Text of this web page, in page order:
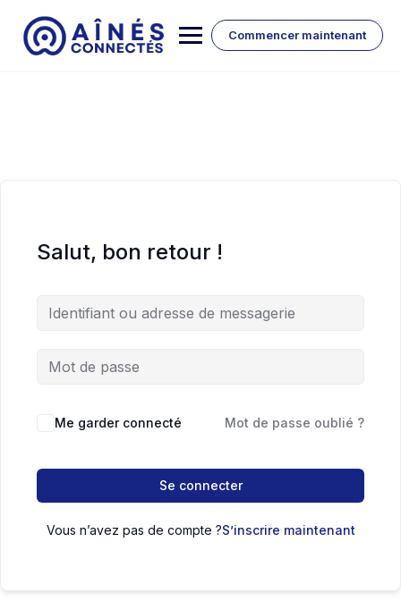
content
Commencer maintenant
Salut, bon retour !
Me garder connecté Mot de passe oublié ?
Se connecter
Vous n’avez pas de compte ?S’inscrire maintenant